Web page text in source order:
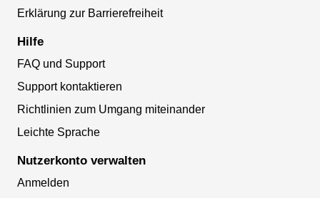
Erklärung zur Barrierefreiheit
Hilfe
FAQ und Support
Support kontaktieren
Richtlinien zum Umgang miteinander
Leichte Sprache
Nutzerkonto verwalten
Anmelden